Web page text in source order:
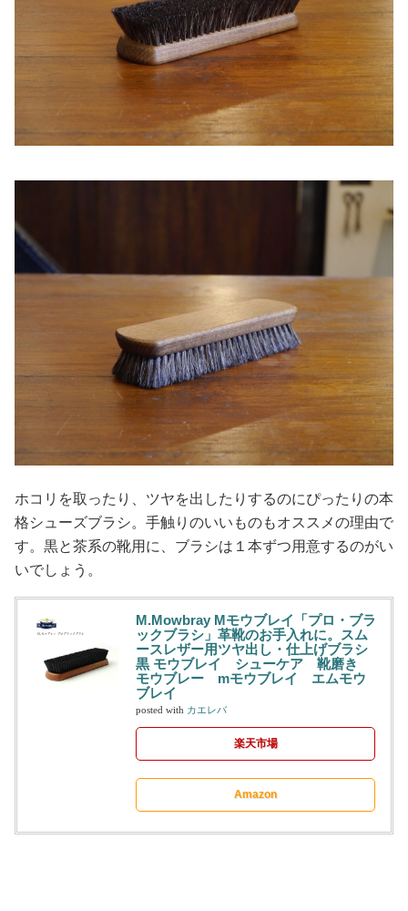
ホコリを取ったり、ツヤを出したりするのにぴったりの本
格シューズブラシ。手触りのいいものもオススメの理由で
す。黒と茶系の靴用に、ブラシは１本ずつ用意するのがい
いでしょう。
M.Mowbray Mモウブレイ「プロ・ブラ
ックブラシ」革靴のお手入れに。スム
ースレザー用ツヤ出し・仕上げブラシ
黒 モウブレイ シューケア 靴磨き
モウブレー mモウブレイ エムモウ
ブレイ
posted with カエレバ
楽天市場
Amazon